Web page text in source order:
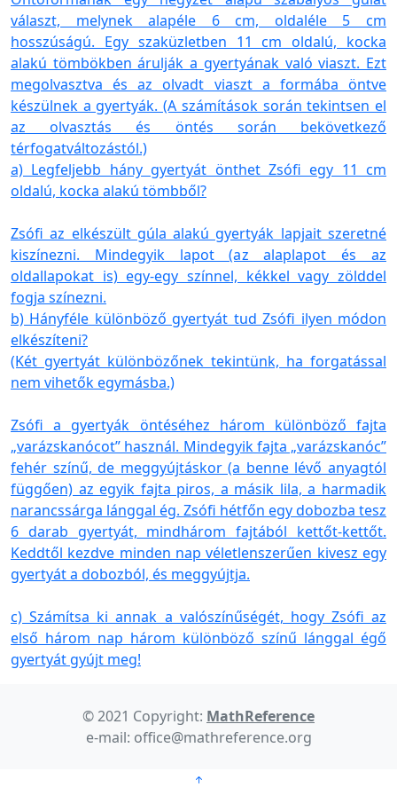
választ, melynek alapéle 6 cm, oldaléle 5 cm
hosszúságú. Egy szaküzletben 11 cm oldalú, kocka
alakú tömbökben árulják a gyertyának való viaszt. Ezt
megolvasztva és az olvadt viaszt a formába öntve
készülnek a gyertyák. (A számítások során tekintsen el
az olvasztás és öntés során bekövetkező
térfogatváltozástól.)
a) Legfeljebb hány gyertyát önthet Zsófi egy 11 cm
oldalú, kocka alakú tömbből?
Zsófi az elkészült gúla alakú gyertyák lapjait szeretné
kiszínezni. Mindegyik lapot (az alaplapot és az
oldallapokat is) egy-egy színnel, kékkel vagy zölddel
fogja színezni.
b) Hányféle különböző gyertyát tud Zsófi ilyen módon
elkészíteni?
(Két gyertyát különbözőnek tekintünk, ha forgatással
nem vihetők egymásba.)
Zsófi a gyertyák öntéséhez három különböző fajta
„varázskanócot” használ. Mindegyik fajta „varázskanóc”
fehér színű, de meggyújtáskor (a benne lévő anyagtól
függően) az egyik fajta piros, a másik lila, a harmadik
narancssárga lánggal ég. Zsófi hétfőn egy dobozba tesz
6 darab gyertyát, mindhárom fajtából kettőt-kettőt.
Keddtől kezdve minden nap véletlenszerűen kivesz egy
gyertyát a dobozból, és meggyújtja.
c) Számítsa ki annak a valószínűségét, hogy Zsófi az
első három nap három különböző színű lánggal égő
gyertyát gyújt meg!
© 2021 Copyright: MathReference
e-mail: office@mathreference.org